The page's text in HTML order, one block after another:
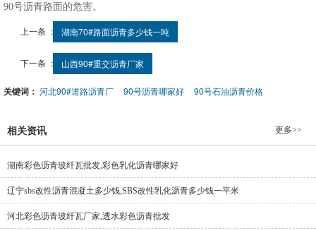
90号沥青路面的危害。
上一条 ： 湖南70#路面沥青多少钱一吨
下一条 ： 山西90#重交沥青厂家
关键词： 河北90#道路沥青厂 90号沥青哪家好 90号石油沥青价格
相关资讯 更多>>
湖南彩色沥青玻纤瓦批发,彩色乳化沥青哪家好
辽宁sbs改性沥青混凝土多少钱,SBS改性乳化沥青多少钱一平米
河北彩色沥青玻纤瓦厂家,透水彩色沥青批发